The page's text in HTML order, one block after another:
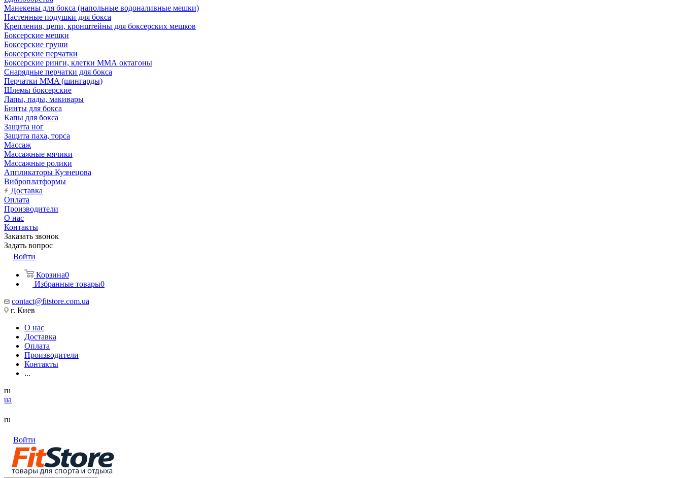
Манекены для бокса (напольные водоналивные мешки)
Настенные подушки для бокса
Крепления, цепи, кронштейны для боксерских мешков
Боксерские мешки
Боксерские груши
Боксерские перчатки
Боксерские ринги, клетки ММА октагоны
Снарядные перчатки для бокса
Перчатки MMA (шингарды)
Шлемы боксерские
Лапы, пады, макивары
Бинты для бокса
Капы для бокса
Защита ног
Защита паха, торса
Массаж
Массажные мячики
Массажные ролики
Аппликаторы Кузнецова
Виброплатформы
Доставка
Оплата
Производители
О нас
Контакты
Заказать звонок
Задать вопрос
Войти
Корзина0
Избранные товары0
contact@fitstore.com.ua
г. Киев
О нас
Доставка
Оплата
Производители
Контакты
...
ru
ua
ru
Войти